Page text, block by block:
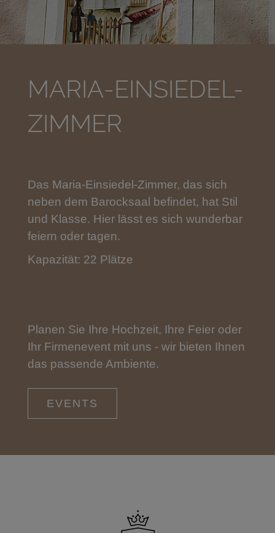
MARIA-EINSIEDEL-
ZIMMER
Das Maria-Einsiedel-Zimmer, das sich
neben dem Barocksaal befindet, hat Stil
und Klasse. Hier lässt es sich wunderbar
feiern oder tagen.
Kapazität: 22 Plätze
Planen Sie Ihre Hochzeit, Ihre Feier oder
Ihr Firmenevent mit uns - wir bieten Ihnen
das passende Ambiente.
EVENTS